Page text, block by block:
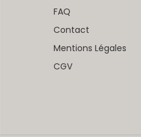
FAQ
Contact
Mentions Légales
CGV